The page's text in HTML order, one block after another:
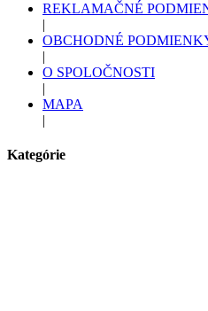
REKLAMAČNÉ
|
OBCHODNÉ
|
O SPOLOČNOSTI
|
MAPA
|
Kategórie